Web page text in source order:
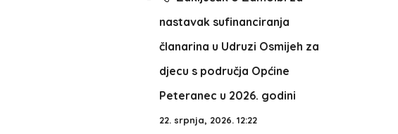
nastavak sufinanciranja
članarina u Udruzi Osmijeh za
djecu s područja Općine
Peteranec u 2026. godini
22. srpnja, 2026. 12:22